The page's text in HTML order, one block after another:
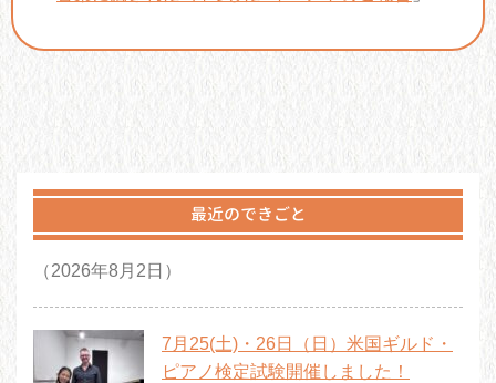
最近のできごと
（2026年8月2日）
7月25(土)・26日（日）米国ギルド・
ピアノ検定試験開催しました！